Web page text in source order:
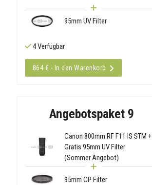
95mm UV Filter
4 Verfügbar
864 € - In den Warenkorb
Angebotspaket 9
Canon 800mm RF F11 IS STM +
Gratis 95mm UV Filter
(Sommer Angebot)
95mm CP Filter